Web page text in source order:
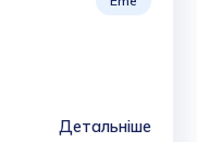
Детальніше